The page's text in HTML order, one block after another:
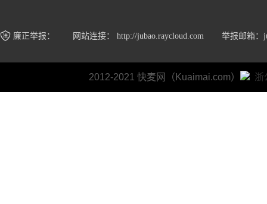
廉正举报： 网站连接： http://jubao.raycloud.com 举报邮箱：
2012-2021 快麦网（Kuaimai.com） 浙